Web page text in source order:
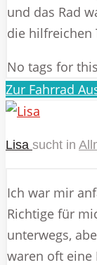
und das Rad
die hilfreichen
No tags for
Zur Fahrrad
Lisa sucht in
Ich war mir
Richtige für
unterwegs,
waren oft eine